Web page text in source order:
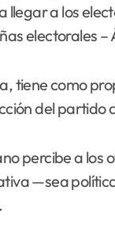
a los
electorales –
tiene como
del partido
percibe a los
—sea